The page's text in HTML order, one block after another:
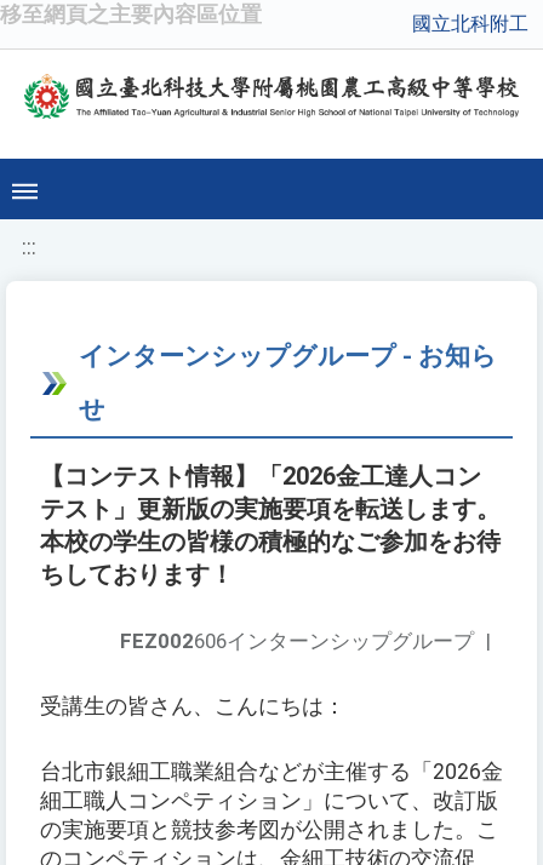
移至網頁之主要內容區位置 國立北科附工
:::
インターンシップグループ - お知ら
せ
【コンテスト情報】「2026金工達人コン
テスト」更新版の実施要項を転送します。
本校の学生の皆様の積極的なご参加をお待
ちしております！
FEZ002606インターンシップグループ |
受講生の皆さん、こんにちは：
台北市銀細工職業組合などが主催する「2026金
細工職人コンペティション」について、改訂版
の実施要項と競技参考図が公開されました。こ
のコンペティションは、金細工技術の交流促